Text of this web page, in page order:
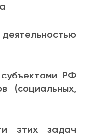
РФ
(социальных,
этих задач